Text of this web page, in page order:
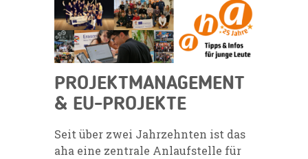
PROJEKTMANAGEMENT
& EU-PROJEKTE
Seit über zwei Jahrzehnten ist das
aha eine zentrale Anlaufstelle für